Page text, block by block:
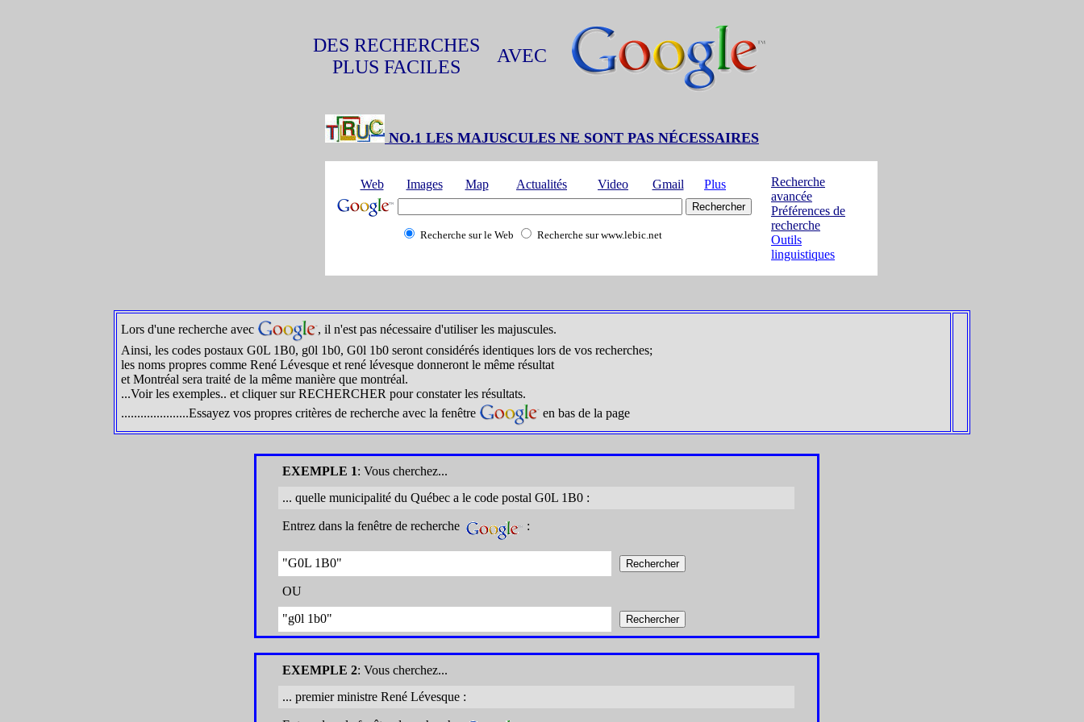
DES RECHERCHES
PLUS FACILES
AVEC
NO.1 LES MAJUSCULES NE SONT PAS NÉCESSAIRES
Web Images Map Actualités Video Gmail Plus
Recherche sur le Web Recherche sur www.lebic.net
Recherche
avancée
Préférences de
recherche
Outils
linguistiques
Lors d'une recherche avec
, il n'est pas nécessaire d'utiliser les majuscules.
Ainsi, les codes postaux G0L 1B0, g0l 1b0, G0l 1b0 seront considérés identiques lors de vos recherches;
les noms propres comme René Lévesque et rené lévesque donneront le même résultat
et Montréal sera traité de la même manière que montréal.
...Voir les exemples.. et cliquer sur RECHERCHER pour constater les résultats.
.....................Essayez vos propres critères de recherche avec la fenêtre
en bas de la page
EXEMPLE 1: Vous cherchez...
... quelle municipalité du Québec a le code postal G0L 1B0 :
Entrez dans la fenêtre de recherche :
"G0L 1B0"
OU
"g0l 1b0"
EXEMPLE 2: Vous cherchez...
... premier ministre René Lévesque :